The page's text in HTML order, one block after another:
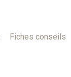
Fiches conseils